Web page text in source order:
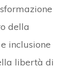
della
inclusione
libertà di